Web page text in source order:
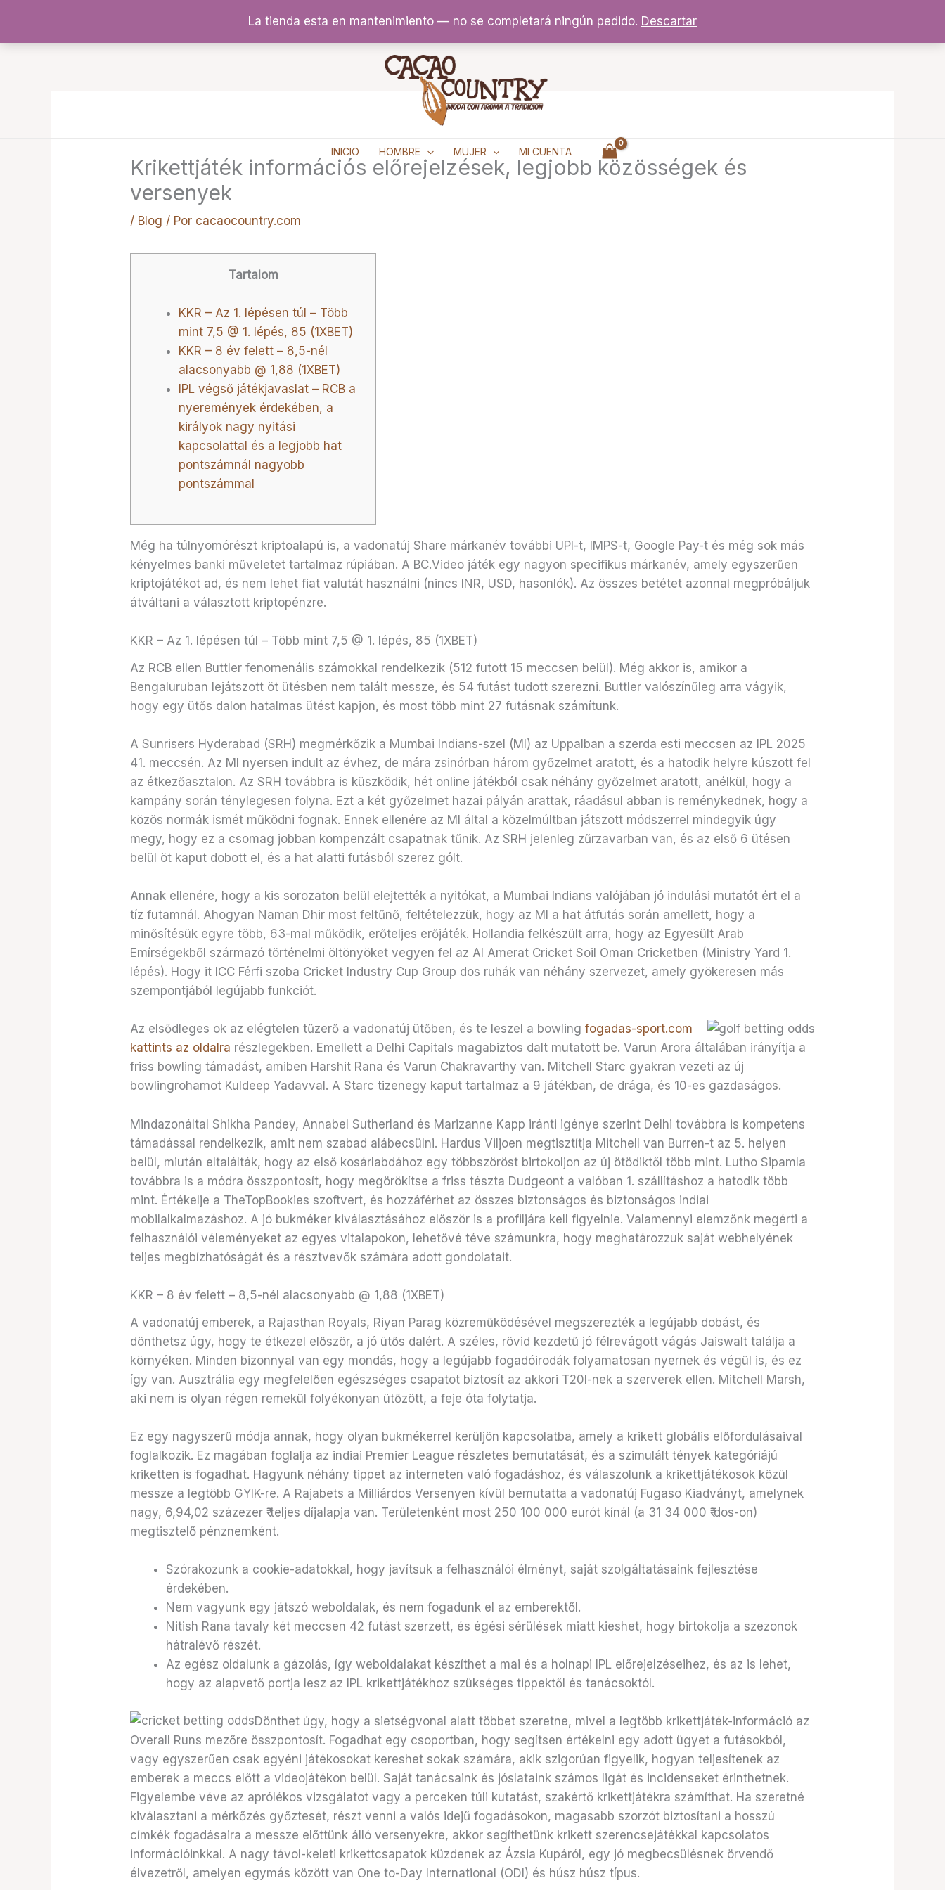
La tienda esta en mantenimiento — no se completará ningún pedido. Descartar
contenido
INICIO HOMBRE MUJER MI CUENTA
Krikettjáték információs előrejelzések, legjobb közösségek és
versenyek
/ Blog / Por cacaocountry.com
Tartalom
KKR – Az 1. lépésen túl – Több
mint 7,5 @ 1. lépés, 85 (1XBET)
KKR – 8 év felett – 8,5-nél
alacsonyabb @ 1,88 (1XBET)
IPL végső játékjavaslat – RCB a
nyeremények érdekében, a
királyok nagy nyitási
kapcsolattal és a legjobb hat
pontszámnál nagyobb
pontszámmal
Még ha túlnyomórészt kriptoalapú is, a vadonatúj Share márkanév további UPI-t, IMPS-t, Google Pay-t és még sok más
kényelmes banki műveletet tartalmaz rúpiában. A BC.Video játék egy nagyon specifikus márkanév, amely egyszerűen
kriptojátékot ad, és nem lehet fiat valutát használni (nincs INR, USD, hasonlók). Az összes betétet azonnal megpróbáljuk
átváltani a választott kriptopénzre.
KKR – Az 1. lépésen túl – Több mint 7,5 @ 1. lépés, 85 (1XBET)
Az RCB ellen Buttler fenomenális számokkal rendelkezik (512 futott 15 meccsen belül). Még akkor is, amikor a
Bengaluruban lejátszott öt ütésben nem talált messze, és 54 futást tudott szerezni. Buttler valószínűleg arra vágyik,
hogy egy ütős dalon hatalmas ütést kapjon, és most több mint 27 futásnak számítunk.
A Sunrisers Hyderabad (SRH) megmérkőzik a Mumbai Indians-szel (MI) az Uppalban a szerda esti meccsen az IPL 2025
41. meccsén. Az MI nyersen indult az évhez, de mára zsinórban három győzelmet aratott, és a hatodik helyre kúszott fel
az étkezőasztalon. Az SRH továbbra is küszködik, hét online játékból csak néhány győzelmet aratott, anélkül, hogy a
kampány során ténylegesen folyna. Ezt a két győzelmet hazai pályán arattak, ráadásul abban is reménykednek, hogy a
közös normák ismét működni fognak. Ennek ellenére az MI által a közelmúltban játszott módszerrel mindegyik úgy
megy, hogy ez a csomag jobban kompenzált csapatnak tűnik. Az SRH jelenleg zűrzavarban van, és az első 6 ütésen
belül öt kaput dobott el, és a hat alatti futásból szerez gólt.
Annak ellenére, hogy a kis sorozaton belül elejtették a nyitókat, a Mumbai Indians valójában jó indulási mutatót ért el a
tíz futamnál. Ahogyan Naman Dhir most feltűnő, feltételezzük, hogy az MI a hat átfutás során amellett, hogy a
minősítésük egyre több, 63-mal működik, erőteljes erőjáték. Hollandia felkészült arra, hogy az Egyesült Arab
Emírségekből származó történelmi öltönyöket vegyen fel az Al Amerat Cricket Soil Oman Cricketben (Ministry Yard 1.
lépés). Hogy it ICC Férfi szoba Cricket Industry Cup Group dos ruhák van néhány szervezet, amely gyökeresen más
szempontjából legújabb funkciót.
Az elsődleges ok az elégtelen tűzerő a vadonatúj ütőben, és te leszel a bowlingfogadas-sport.com
kattints az oldalra részlegekben. Emellett a Delhi Capitals magabiztos dalt mutatott be. Varun Arora általában irányítja a
friss bowling támadást, amiben Harshit Rana és Varun Chakravarthy van. Mitchell Starc gyakran vezeti az új
bowlingrohamot Kuldeep Yadavval. A Starc tizenegy kaput tartalmaz a 9 játékban, de drága, és 10-es gazdaságos.
Mindazonáltal Shikha Pandey, Annabel Sutherland és Marizanne Kapp iránti igénye szerint Delhi továbbra is kompetens
támadással rendelkezik, amit nem szabad alábecsülni. Hardus Viljoen megtisztítja Mitchell van Burren-t az 5. helyen
belül, miután eltalálták, hogy az első kosárlabdához egy többszöröst birtokoljon az új ötödiktől több mint. Lutho Sipamla
továbbra is a módra összpontosít, hogy megörökítse a friss tészta Dudgeont a valóban 1. szállításhoz a hatodik több
mint. Értékelje a TheTopBookies szoftvert, és hozzáférhet az összes biztonságos és biztonságos indiai
mobilalkalmazáshoz. A jó bukméker kiválasztásához először is a profiljára kell figyelnie. Valamennyi elemzőnk megérti a
felhasználói véleményeket az egyes vitalapokon, lehetővé téve számunkra, hogy meghatározzuk saját webhelyének
teljes megbízhatóságát és a résztvevők számára adott gondolatait.
KKR – 8 év felett – 8,5-nél alacsonyabb @ 1,88 (1XBET)
A vadonatúj emberek, a Rajasthan Royals, Riyan Parag közreműködésével megszerezték a legújabb dobást, és
dönthetsz úgy, hogy te étkezel először, a jó ütős dalért. A széles, rövid kezdetű jó félrevágott vágás Jaiswalt találja a
környéken. Minden bizonnyal van egy mondás, hogy a legújabb fogadóirodák folyamatosan nyernek és végül is, és ez
így van. Ausztrália egy megfelelően egészséges csapatot biztosít az akkori T20I-nek a szerverek ellen. Mitchell Marsh,
aki nem is olyan régen remekül folyékonyan ütőzött, a feje óta folytatja.
Ez egy nagyszerű módja annak, hogy olyan bukmékerrel kerüljön kapcsolatba, amely a krikett globális előfordulásaival
foglalkozik. Ez magában foglalja az indiai Premier League részletes bemutatását, és a szimulált tények kategóriájú
kriketten is fogadhat. Hagyunk néhány tippet az interneten való fogadáshoz, és válaszolunk a krikettjátékosok közül
messze a legtöbb GYIK-re. A Rajabets a Milliárdos Versenyen kívül bemutatta a vadonatúj Fugaso Kiadványt, amelynek
nagy, 6,94,02 százezer ₹ teljes díjalapja van. Területenként most 250 100 000 eurót kínál (a 31 34 000 ₹ dos-on)
megtisztelő pénznemként.
Szórakozunk a cookie-adatokkal, hogy javítsuk a felhasználói élményt, saját szolgáltatásaink fejlesztése
érdekében.
Nem vagyunk egy játszó weboldalak, és nem fogadunk el az emberektől.
Nitish Rana tavaly két meccsen 42 futást szerzett, és égési sérülések miatt kieshet, hogy birtokolja a szezonok
hátralévő részét.
Az egész oldalunk a gázolás, így weboldalakat készíthet a mai és a holnapi IPL előrejelzéseihez, és az is lehet,
hogy az alapvető portja lesz az IPL krikettjátékhoz szükséges tippektől és tanácsoktól.
Dönthet úgy, hogy a sietségvonal alatt többet szeretne, mivel a legtöbb krikettjáték-információ az
Overall Runs mezőre összpontosít. Fogadhat egy csoportban, hogy segítsen értékelni egy adott ügyet a futásokból,
vagy egyszerűen csak egyéni játékosokat kereshet sokak számára, akik szigorúan figyelik, hogyan teljesítenek az
emberek a meccs előtt a videojátékon belül. Saját tanácsaink és jóslataink számos ligát és incidenseket érinthetnek.
Figyelembe véve az aprólékos vizsgálatot vagy a perceken túli kutatást, szakértő krikettjátékra számíthat. Ha szeretné
kiválasztani a mérkőzés győztesét, részt venni a valós idejű fogadásokon, magasabb szorzót biztosítani a hosszú
címkék fogadásaira a messze előttünk álló versenyekre, akkor segíthetünk krikett szerencsejátékkal kapcsolatos
információinkkal. A nagy távol-keleti krikettcsapatok küzdenek az Ázsia Kupáról, egy jó megbecsülésnek örvendő
élvezetről, amelyen egymás között van One to-Day International (ODI) és húsz húsz típus.